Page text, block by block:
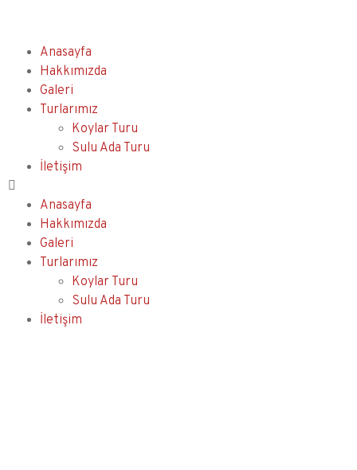
Anasayfa
Hakkımızda
Galeri
Turlarımız
Koylar Turu
Sulu Ada Turu
İletişim
Anasayfa
Hakkımızda
Galeri
Turlarımız
Koylar Turu
Sulu Ada Turu
İletişim